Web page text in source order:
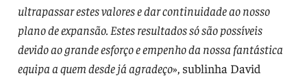
ultrapassar estes valores e dar continuidade ao nosso
plano de expansão. Estes resultados só são possíveis
devido ao grande esforço e empenho da nossa fantástica
equipa a quem desde já agradeço», sublinha David